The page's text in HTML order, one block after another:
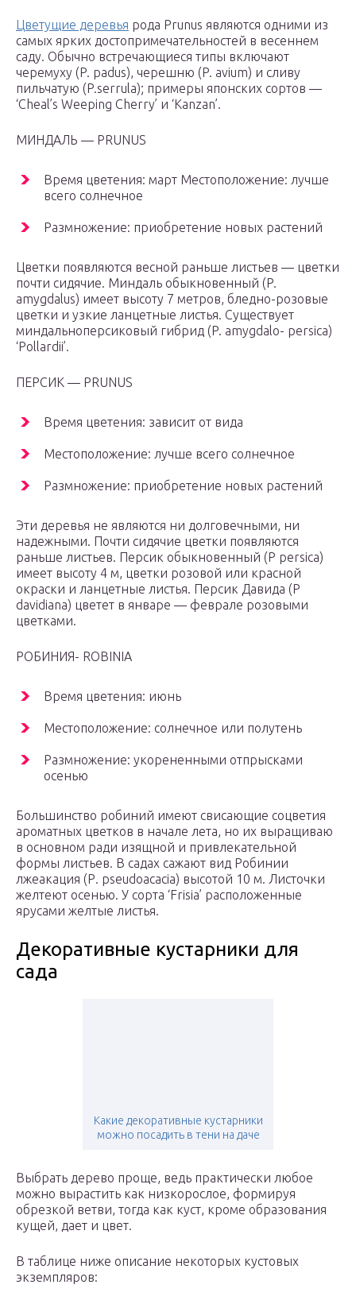
Цветущие деревья рода Prunus являются одними из
самых ярких достопримечательностей в весеннем
саду. Обычно встречающиеся типы включают
черемуху (P. padus), черешню (P. avium) и сливу
пильчатую (P.serrula); примеры японских сортов —
‘Cheal’s Weeping Cherry’ и ‘Kanzan’.
МИНДАЛЬ — PRUNUS
Время цветения: март Местоположение: лучше
всего солнечное
Размножение: приобретение новых растений
Цветки появляются весной раньше листьев — цветки
почти сидячие. Миндаль обыкновенный (P.
amygdalus) имеет высоту 7 метров, бледно-розовые
цветки и узкие ланцетные листья. Существует
миндальноперсиковый гибрид (P. amygdalo- persica)
‘Pollardii’.
ПЕРСИК — PRUNUS
Время цветения: зависит от вида
Местоположение: лучше всего солнечное
Размножение: приобретение новых растений
Эти деревья не являются ни долговечными, ни
надежными. Почти сидячие цветки появляются
раньше листьев. Персик обыкновенный (P persica)
имеет высоту 4 м, цветки розовой или красной
окраски и ланцетные листья. Персик Давида (P
davidiana) цветет в январе — феврале розовыми
цветками.
РОБИНИЯ- ROBINIA
Время цветения: июнь
Местоположение: солнечное или полутень
Размножение: укорененными отпрысками
осенью
Большинство робиний имеют свисающие соцветия
ароматных цветков в начале лета, но их выращиваю
в основном ради изящной и привлекательной
формы листьев. В садах сажают вид Робинии
лжеакация (Р. pseudoacacia) высотой 10 м. Листочки
желтеют осенью. У сорта ‘Frisia’ расположенные
ярусами желтые листья.
Декоративные кустарники для
сада
Какие декоративные кустарники
можно посадить в тени на даче
Выбрать дерево проще, ведь практически любое
можно вырастить как низкорослое, формируя
обрезкой ветви, тогда как куст, кроме образования
кущей, дает и цвет.
В таблице ниже описание некоторых кустовых
экземпляров: